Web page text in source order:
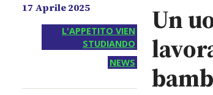
17 Aprile 2025
L'APPETITO VIEN
STUDIANDO
NEWS
Un